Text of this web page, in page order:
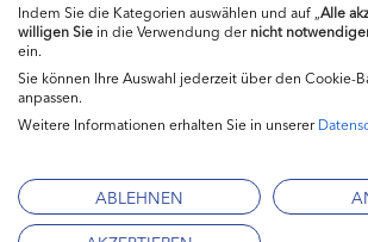
Impressum
Mediadaten
Indem Sie die Kategorien auswählen und auf „ Alle
willigenSie in die Verwendung dernicht
ein.
Sie können Ihre Auswahl jederzeit über den Cookie-
anpassen.
Weitere Informationen erhalten Sie in unserer
ABLEHNEN